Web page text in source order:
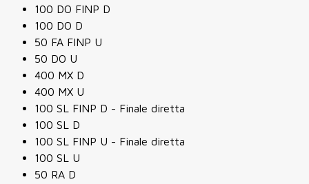
100 DO FINP D
100 DO D
50 FA FINP U
50 DO U
400 MX D
400 MX U
100 SL FINP D - Finale diretta
100 SL D
100 SL FINP U - Finale diretta
100 SL U
50 RA D